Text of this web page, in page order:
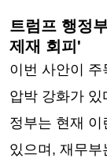
트럼프 행정
제재 회피'
이번 사안이
압박 강화가 있
정부는 현재 이
있으며, 재무